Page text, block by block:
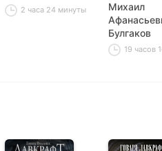
2 часа 24 минуты
Михаил
Булгаков
19 часов